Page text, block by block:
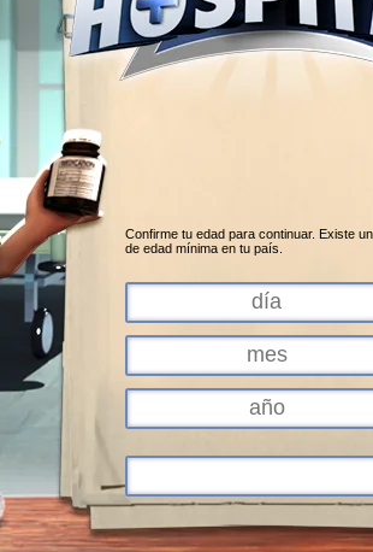
Confirme tu edad para continuar. Existe
de edad mínima en tu país.